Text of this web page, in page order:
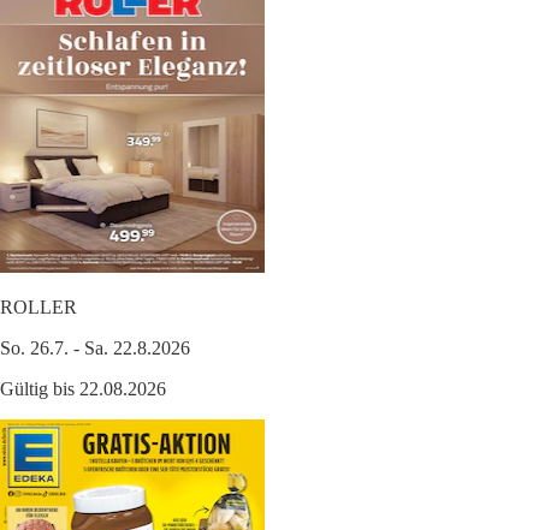
ROLLER
So. 26.7. - Sa. 22.8.2026
Gültig bis 22.08.2026